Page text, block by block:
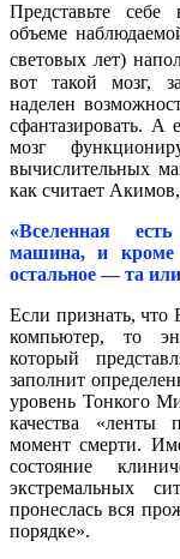
Представьте
объеме
световых лет)
вот такой мозг,
наделен
сфантазировать. А
мозг
вычислительных
как считает Акимов,
«Вселенная
машина, и кроме
остальное — та
Если признать, что
компьютер, то
который
заполнит
уровень Тонкого
качества «ленты
момент смерти.
состояние
экстремальных
пронеслась вся
порядке».